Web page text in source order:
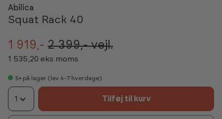
Abilica
Squat Rack 40
1 919,- 2 399,-vejl.
1 535,20 eks moms
5+ på lager (lev 4-7 hverdage)
1 Tilføj til kurv